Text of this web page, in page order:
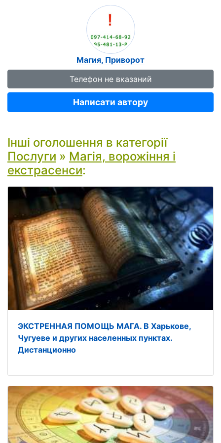
Магия, Приворот
Телефон не вказаний
Написати автору
Інші оголошення в категорії
Послуги » Магія, ворожіння і
екстрасенси:
ЭКСТРЕННАЯ ПОМОЩЬ МАГА. В Харькове,
Чугуеве и других населенных пунктах.
Дистанционно